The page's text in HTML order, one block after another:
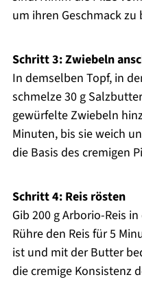
um ihren Geschmack zu
Schritt 3: Zwiebeln
In demselben Topf, in
schmelze 30 g
gewürfelte Zwiebeln
Minuten, bis sie weich
die Basis des cremigen
Schritt 4: Reis rösten
Gib 200 g Arborio-Reis
Rühre den Reis für 5
ist und mit der Butter
die cremige Konsistenz